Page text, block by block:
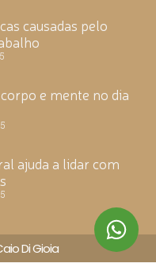
causadas pelo
e mente no dia
ajuda a lidar com
Di Gioia